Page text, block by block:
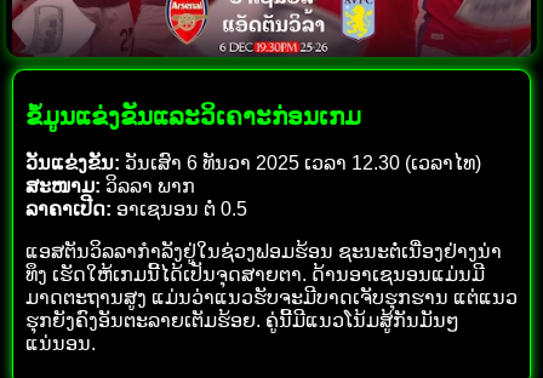
ຂໍ້ມູນແຂ່ງຂັນແລະວິເຄາະກ່ອນເກມ
ວັນແຂ່ງຂັນ: ວັນເສົາ 6 ທັນວາ 2025 ເວລາ 12.30 (ເວລາໄທ)
ສະໜາມ: ວິລລາ ພາກ
ລາຄາເປີດ: ອາເຊນອນ ຕໍ່ 0.5
ແອສຕັນວິລລາກຳລັງຢູ່ໃນຊ່ວງຟອມຮ້ອນ ຊະນະຕໍ່ເນື່ອງຢ່າງນ່າ
ທຶງ ເຮັດໃຫ້ເກມນີ້ໄດ້ເປັນຈຸດສາຍຕາ. ດ້ານອາເຊນອນແມ່ນມີ
ມາດຕະຖານສູງ ແມ່ນວ່າແນວຮັບຈະມີບາດເຈັບຮຸກຮານ ແຕ່ແນວ
ຮຸກຍັງຄົງອັນຕະລາຍເຕັມຮ້ອຍ. ຄູ່ນີ້ມີແນວໂນ້ມສູ້ກັນມັນໆ
ແນ່ນອນ.